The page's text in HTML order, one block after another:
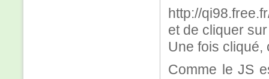
http://
et de cliquer
Une fois cliqué,
Comme le JS